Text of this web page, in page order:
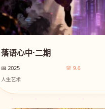
落语心中·二期
📅 2025 🌸 9.6
人生艺术